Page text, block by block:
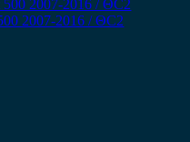
2007-2016 / ΘC2